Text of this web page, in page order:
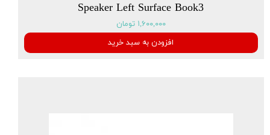
Speaker Left Surface Book3
۱,۶۰۰,۰۰۰ تومان
افزودن به سبد خرید